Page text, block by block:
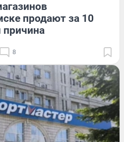
продают за 10
8